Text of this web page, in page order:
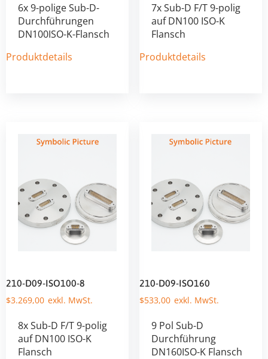
6x 9-polige Sub-D-
Durchführungen
DN100ISO-K-Flansch
Produktdetails
7x Sub-D F/T 9-polig
auf DN100 ISO-K
Flansch
Produktdetails
210-D09-ISO100-8
$3.269,00
8x Sub-D F/T 9-polig
auf DN100 ISO-K
Flansch
210-D09-ISO160
$533,00
9 Pol Sub-D
Durchführung
DN160ISO-K Flansch